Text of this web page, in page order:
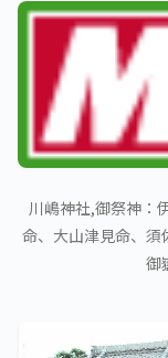
川嶋神社,御祭神：
命、大山津見命、須
御